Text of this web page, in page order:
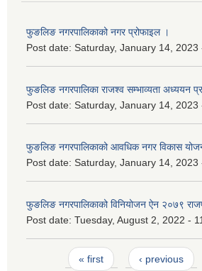
फुङलिङ नगरपालिकाको नगर प्रोफाइल ।
Post date: Saturday, January 14, 2023
फुङलिङ नगरपालिका राजश्व सम्भाव्यता अध्ययन
Post date: Saturday, January 14, 2023
फुङलिङ नगरपालिकाको आवधिक नगर विकास
Post date: Saturday, January 14, 2023
फुङलिङ नगरपालिकाको विनियोजन ऐन २०७९
Post date: Tuesday, August 2, 2022 -
Pages« first ‹ previous